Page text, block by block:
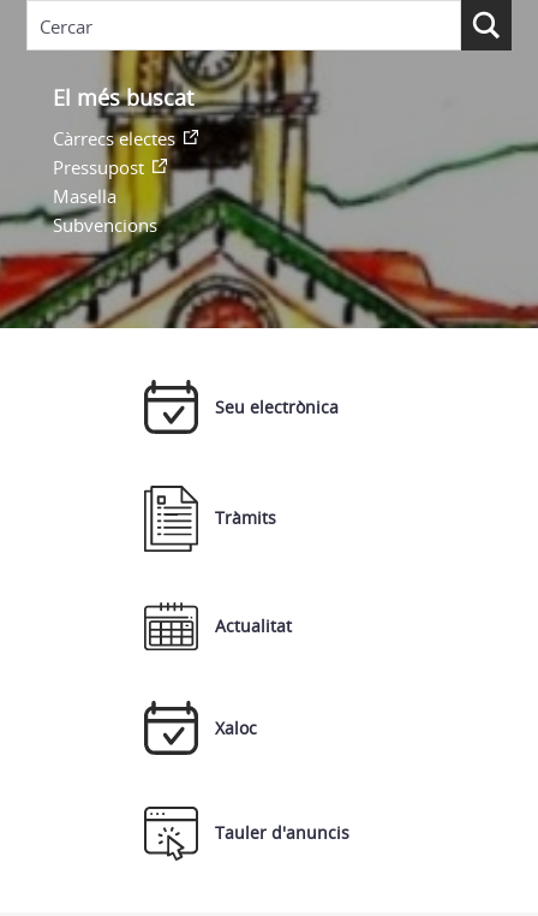
El més buscat
Càrrecs electes
Pressupost
Masella
Subvencions
Seu electrònica
Tràmits
Actualitat
Xaloc
Tauler d'anuncis